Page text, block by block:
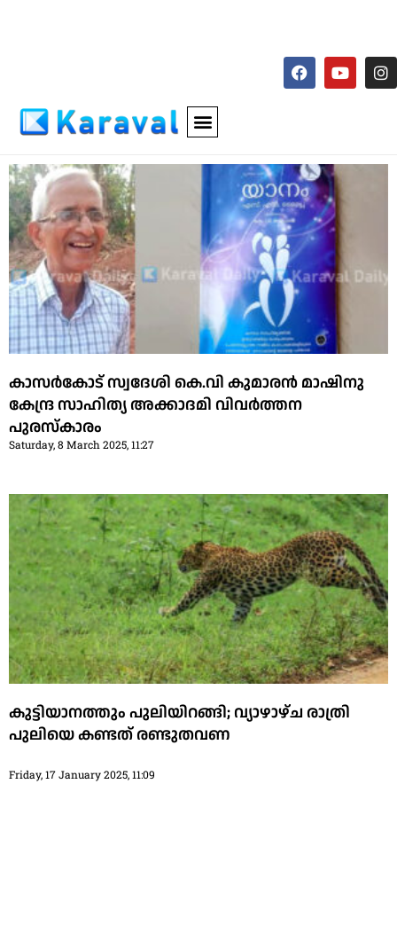
കാസര്‍കോട് സ്വദേശി കെ.വി കുമാരന്‍ മാഷിനു
കേന്ദ്ര സാഹിത്യ അക്കാദമി വിവര്‍ത്തന
പുരസ്‌കാരം
Saturday, 8 March 2025, 11:27
കുട്ടിയാനത്തും പുലിയിറങ്ങി; വ്യാഴാഴ്ച രാത്രി
പുലിയെ കണ്ടത് രണ്ടുതവണ
Friday, 17 January 2025, 11:09